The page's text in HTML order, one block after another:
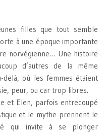
filles que tout semble
à une époque importante
norvégienne… Une histoire
d’autres de la même
delà, où les femmes étaient
peur, ou car trop libres.
et Elen, parfois entrecoupé
et le mythe prennent le
qui invite à se plonger